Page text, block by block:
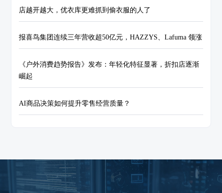
店越开越大，优衣库更难抓到偷衣服的人了
报喜鸟集团连续三年营收超50亿元，HAZZYS、Lafuma 领涨
《户外消费趋势报告》发布：年轻化特征显著，折扣店逐渐
崛起
AI商品决策如何提升零售经营质量？